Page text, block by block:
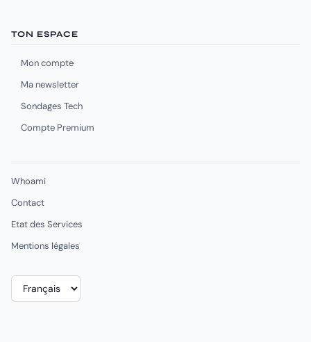
TON ESPACE
Mon compte
Ma newsletter
Sondages Tech
Compte Premium
Whoami
Contact
Etat des Services
Mentions légales
Choisir
une